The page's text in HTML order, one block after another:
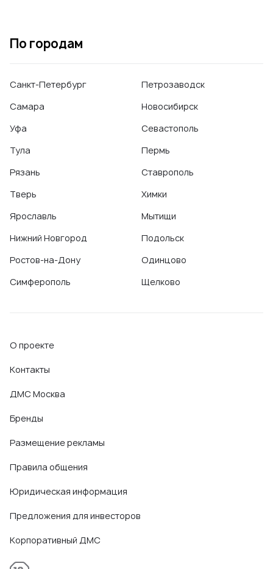
По городам
Санкт-Петербург
Самара
Уфа
Тула
Рязань
Тверь
Ярославль
Нижний Новгород
Ростов-на-Дону
Симферополь
Петрозаводск
Новосибирск
Севастополь
Пермь
Ставрополь
Химки
Мытищи
Подольск
Одинцово
Щелково
О проекте
Контакты
ДМС Москва
Бренды
Размещение рекламы
Правила общения
Юридическая информация
Предложения для инвесторов
Корпоративный ДМС